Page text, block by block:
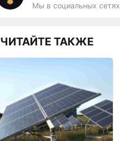
Мы в социальных сетях
ЧИТАЙТЕ ТАКЖЕ